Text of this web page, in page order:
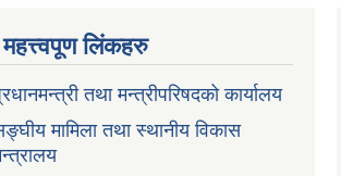
महत्त्वपूण लिंकहरु
तथा मन्त्रीपरिषदको कार्यालय
मामिला तथा स्थानीय विकास